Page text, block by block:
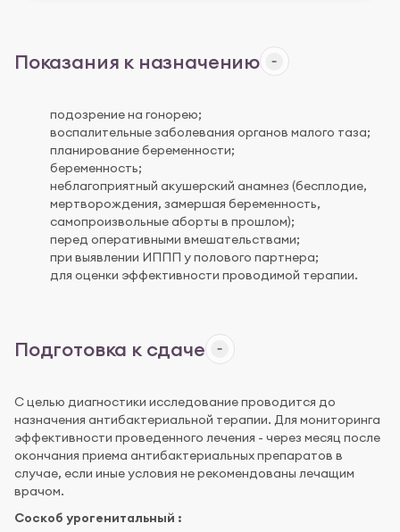
Показания к назначению
подозрение на гонорею;
воспалительные заболевания органов малого таза;
планирование беременности;
беременность;
неблагоприятный акушерский анамнез (бесплодие,
мертворождения, замершая беременность,
самопроизвольные аборты в прошлом);
перед оперативными вмешательствами;
при выявлении ИППП у полового партнера;
для оценки эффективности проводимой терапии.
Подготовка к сдаче
С целью диагностики исследование проводится до
назначения антибактериальной терапии. Для мониторинга
эффективности проведенного лечения - через месяц после
окончания приема антибактериальных препаратов в
случае, если иные условия не рекомендованы лечащим
врачом.
Соскоб урогенитальный :